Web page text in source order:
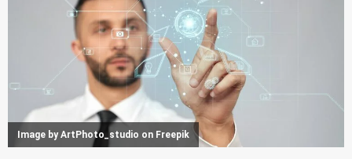
Image by ArtPhoto_studio on Freepik